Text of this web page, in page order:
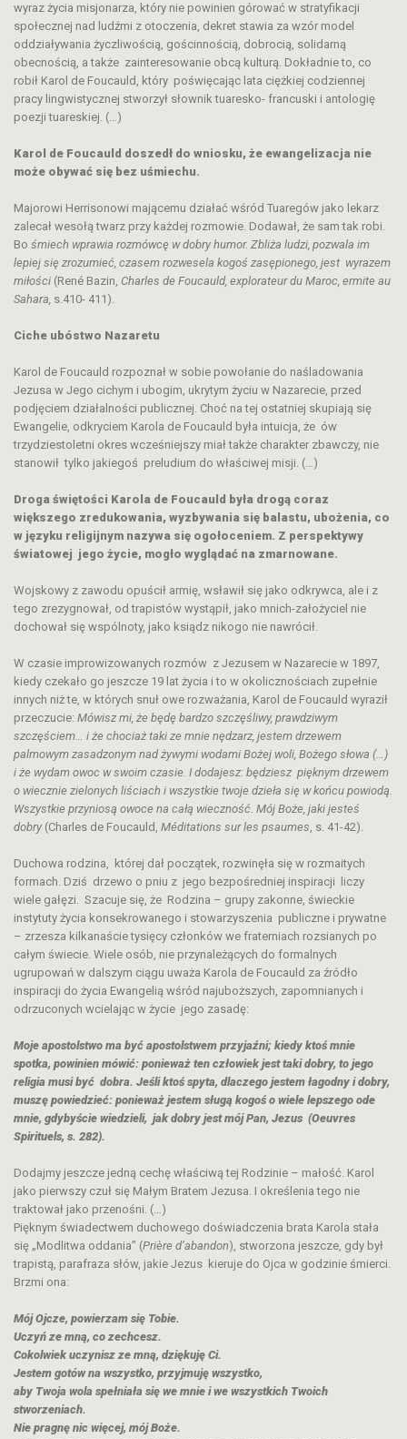
wyraz życia misjonarza, który nie powinien górować w stratyfikacji
społecznej nad ludźmi z otoczenia, dekret stawia za wzór model
oddziaływania życzliwością, gościnnością, dobrocią, solidarną
obecnością, a także zainteresowanie obcą kulturą. Dokładnie to, co
robił Karol de Foucauld, który poświęcając lata ciężkiej codziennej
pracy lingwistycznej stworzył słownik tuaresko- francuski i antologię
poezji tuareskiej. (…)
Karol de Foucauld doszedł do wniosku, że ewangelizacja nie
może obywać się bez uśmiechu.
Majorowi Herrisonowi mającemu działać wśród Tuaregów jako lekarz
zalecał wesołą twarz przy każdej rozmowie. Dodawał, że sam tak robi.
Bo śmiech wprawia rozmówcę w dobry humor. Zbliża ludzi, pozwala im
lepiej się zrozumieć, czasem rozwesela kogoś zasępionego, jest wyrazem
miłości (René Bazin, Charles de Foucauld, explorateur du Maroc, ermite au
Sahara, s.410- 411).
Ciche ubóstwo Nazaretu
Karol de Foucauld rozpoznał w sobie powołanie do naśladowania
Jezusa w Jego cichym i ubogim, ukrytym życiu w Nazarecie, przed
podjęciem działalności publicznej. Choć na tej ostatniej skupiają się
Ewangelie, odkryciem Karola de Foucauld była intuicja, że ów
trzydziestoletni okres wcześniejszy miał także charakter zbawczy, nie
stanowił tylko jakiegoś preludium do właściwej misji. (…)
Droga świętości Karola de Foucauld była drogą coraz
większego zredukowania, wyzbywania się balastu, ubożenia, co
w języku religijnym nazywa się ogołoceniem. Z perspektywy
światowej jego życie, mogło wyglądać na zmarnowane.
Wojskowy z zawodu opuścił armię, wsławił się jako odkrywca, ale i z
tego zrezygnował, od trapistów wystąpił, jako mnich-założyciel nie
dochował się wspólnoty, jako ksiądz nikogo nie nawrócił.
W czasie improwizowanych rozmów z Jezusem w Nazarecie w 1897,
kiedy czekało go jeszcze 19 lat życia i to w okolicznościach zupełnie
innych niż te, w których snuł owe rozważania, Karol de Foucauld wyraził
przeczucie: Mówisz mi, że będę bardzo szczęśliwy, prawdziwym
szczęściem… i że chociaż taki ze mnie nędzarz, jestem drzewem
palmowym zasadzonym nad żywymi wodami Bożej woli, Bożego słowa (…)
i że wydam owoc w swoim czasie. I dodajesz: będziesz pięknym drzewem
o wiecznie zielonych liściach i wszystkie twoje dzieła się w końcu powiodą.
Wszystkie przyniosą owoce na całą wieczność. Mój Boże, jaki jesteś
dobry (Charles de Foucauld, Méditations sur les psaumes, s. 41-42).
Duchowa rodzina, której dał początek, rozwinęła się w rozmaitych
formach. Dziś drzewo o pniu z jego bezpośredniej inspiracji liczy
wiele gałęzi. Szacuje się, że Rodzina – grupy zakonne, świeckie
instytuty życia konsekrowanego i stowarzyszenia publiczne i prywatne
– zrzesza kilkanaście tysięcy członków we fraterniach rozsianych po
całym świecie. Wiele osób, nie przynależących do formalnych
ugrupowań w dalszym ciągu uważa Karola de Foucauld za źródło
inspiracji do życia Ewangelią wśród najuboższych, zapomnianych i
odrzuconych wcielając w życie jego zasadę:
Moje apostolstwo ma być apostolstwem przyjaźni; kiedy ktoś mnie
spotka, powinien mówić: ponieważ ten człowiek jest taki dobry, to jego
religia musi być dobra. Jeśli ktoś spyta, dlaczego jestem łagodny i dobry,
muszę powiedzieć: ponieważ jestem sługą kogoś o wiele lepszego ode
mnie, gdybyście wiedzieli, jak dobry jest mój Pan, Jezus (Oeuvres
Spirituels, s. 282).
Dodajmy jeszcze jedną cechę właściwą tej Rodzinie – małość. Karol
jako pierwszy czuł się Małym Bratem Jezusa. I określenia tego nie
traktował jako przenośni. (…)
Pięknym świadectwem duchowego doświadczenia brata Karola stała
się „Modlitwa oddania” (Prière d’abandon), stworzona jeszcze, gdy był
trapistą, parafraza słów, jakie Jezus kieruje do Ojca w godzinie śmierci.
Brzmi ona:
Mój Ojcze, powierzam się Tobie.
Uczyń ze mną, co zechcesz.
Cokolwiek uczynisz ze mną, dziękuję Ci.
Jestem gotów na wszystko, przyjmuję wszystko,
aby Twoja wola spełniała się we mnie i we wszystkich Twoich
stworzeniach.
Nie pragnę nic więcej, mój Boże.